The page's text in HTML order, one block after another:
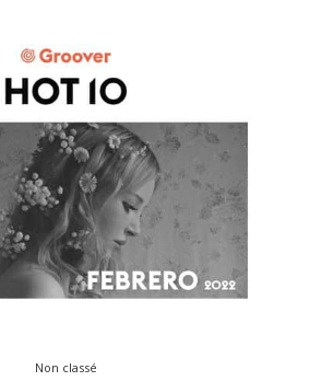
Non classé